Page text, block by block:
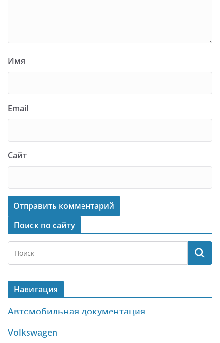
Имя
Email
Сайт
Поиск по сайту
Навигация
Автомобильная документация
Volkswagen